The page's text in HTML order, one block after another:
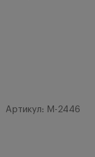
Артикул: M-2446